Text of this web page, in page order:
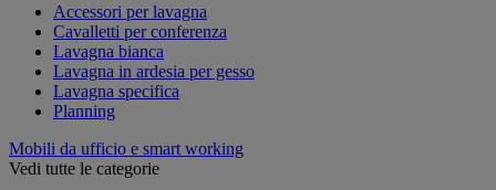
Accessori per lavagna
Cavalletti per conferenza
Lavagna bianca
Lavagna in ardesia per gesso
Lavagna specifica
Planning
Mobili da ufficio e smart working
Vedi tutte le categorie